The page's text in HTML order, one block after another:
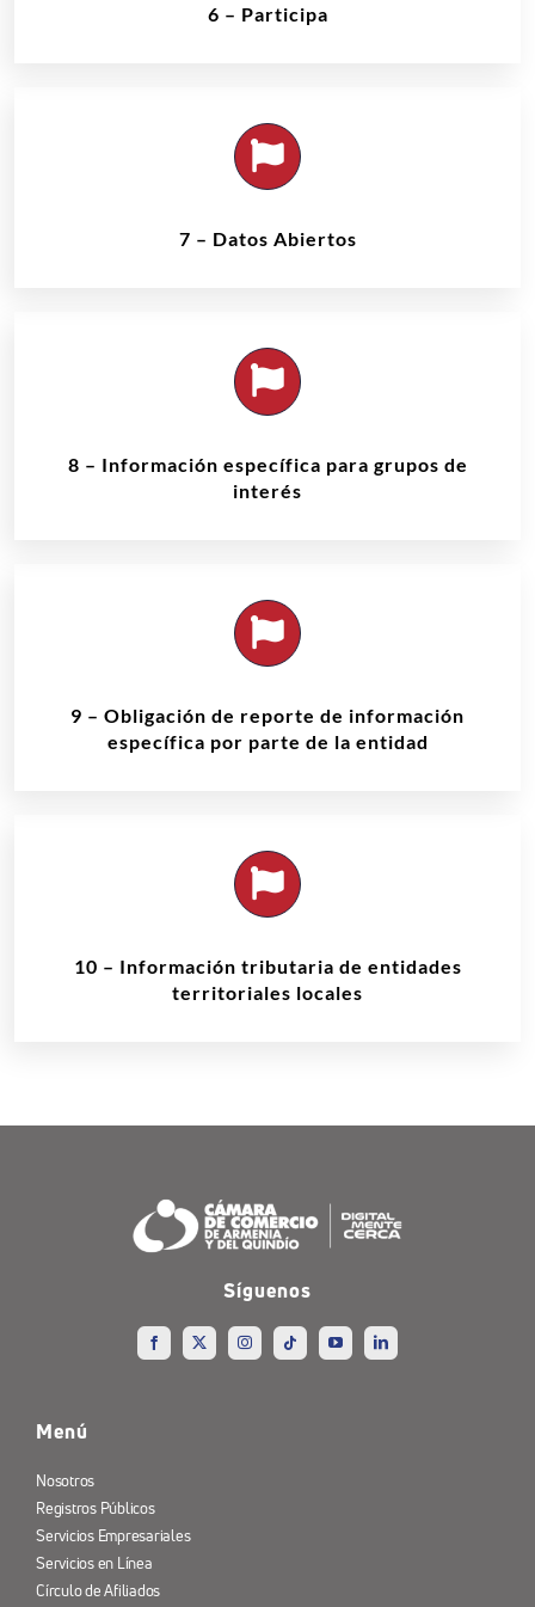
6 – Participa
7 – Datos Abiertos
8 – Información específica para grupos de
interés
9 – Obligación de reporte de información
específica por parte de la entidad
10 – Información tributaria de entidades
territoriales locales
Síguenos
Menú
Nosotros
Registros Públicos
Servicios Empresariales
Servicios en Línea
Círculo de Afiliados